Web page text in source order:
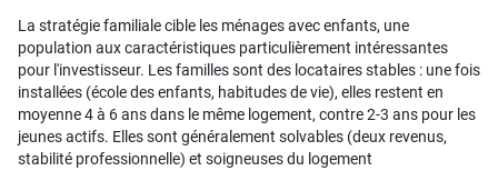
La stratégie familiale cible les ménages avec enfants, une
population aux caractéristiques particulièrement intéressantes
pour l'investisseur. Les familles sont des locataires stables : une fois
installées (école des enfants, habitudes de vie), elles restent en
moyenne 4 à 6 ans dans le même logement, contre 2-3 ans pour les
jeunes actifs. Elles sont généralement solvables (deux revenus,
stabilité professionnelle) et soigneuses du logement